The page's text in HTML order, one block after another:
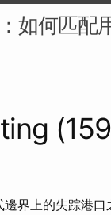
如何匹配
界上的失踪港口